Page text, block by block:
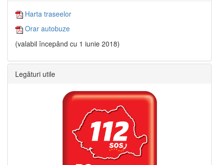
Harta traseelor
Orar autobuze
(valabil începând cu 1 iunie 2018)
Legături utile